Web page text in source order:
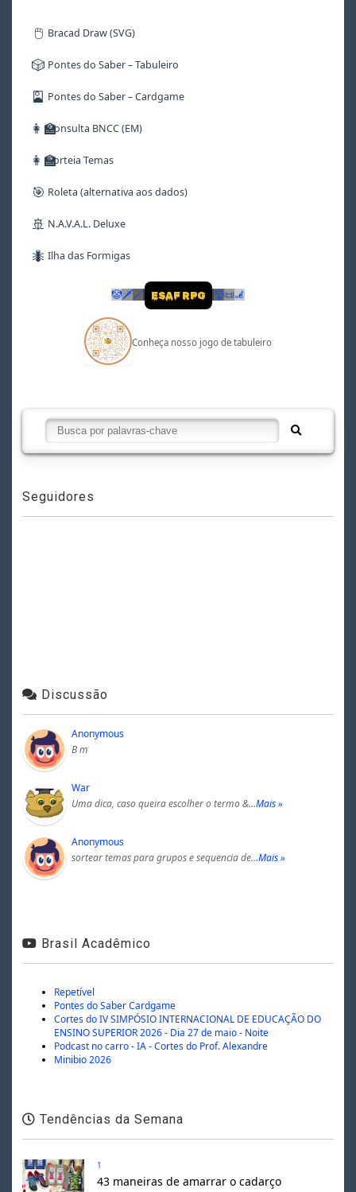
🖱️ Bracad Draw (SVG)
🎲 Pontes do Saber – Tabuleiro
🎴 Pontes do Saber – Cardgame
👩‍🏫Consulta BNCC (EM)
👩‍🏫Sorteia Temas
🎯 Roleta (alternativa aos dados)
🚢 N.A.V.A.L. Deluxe
🐜 Ilha das Formigas
🤡 🗡🪄 ESAF RPG 👹📜🦼
Conheça nosso jogo de tabuleiro
Seguidores
Discussão
Anonymous
B m
War
Uma dica, caso queira escolher o termo &…Mais »
Anonymous
sortear temas para grupos e sequencia de…Mais »
Brasil Acadêmico
Repetível
Pontes do Saber Cardgame
Cortes do IV SIMPÓSIO INTERNACIONAL DE EDUCAÇÃO DO
ENSINO SUPERIOR 2026 - Dia 27 de maio - Noite
Podcast no carro - IA - Cortes do Prof. Alexandre
Minibio 2026
Tendências da Semana
1
43 maneiras de amarrar o cadarço